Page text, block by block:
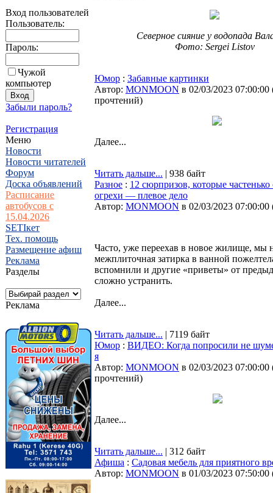
Вход пользователей
Пользователь:
Пароль:
Чужой
компьютер
Забыли пароль?
Регистрация
Меню
Новости
Новости читателей
Форум
Доска объявлений
Расписание
автобусов с
15.04.2026
SETIкет
Тех. помощь
Размещение афиш
Реклама
Разделы
Реклама
Северное сияние у водопада
Фото: Sergei Listov
Юмор : Забавные картинки
Автор: MONMOON в 02/03/2023 07:00:00
прочтений)
Далее...
Читать дальше... | 938 байт
Разное : 12 сюрпризов, которые
огрехи — плевое дело
Автор: MONMOON в 02/03/2023 07:00:00
Часто, уже переехав в новое жилище, мы
межплиточная затирка в ванной
вспомнили и другие «приветы» от
сложно устранить.
Далее...
Читать дальше... | 7119 байт
Юмор : ВИДЕО: Когда попросили не
я
Автор: MONMOON в 02/03/2023 07:00:00
прочтений)
Далее...
Читать дальше... | 312 байт
Афиша : Садовая мебель для приятного
Автор: MONMOON в 01/03/2023 07:50:00